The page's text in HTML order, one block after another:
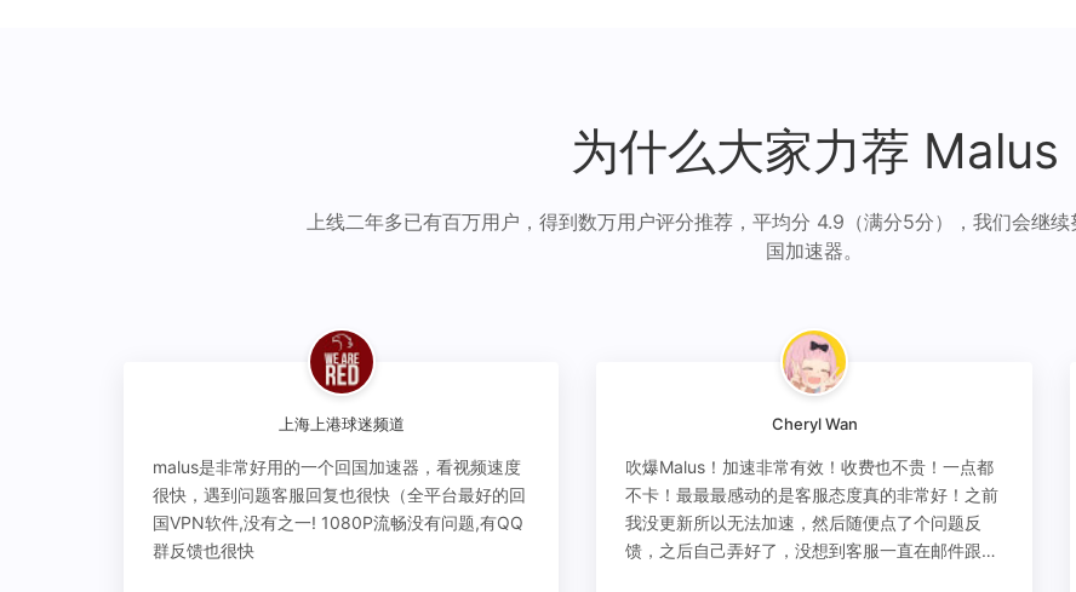
为什么大家力荐 Malus
上线二年多已有百万用户，得到数万用户评分推荐，平均分 4.9（满分5分），我们会继
国加速器。
上海上港球迷频道
malus是非常好用的一个回国加速器，看视频速度
很快，遇到问题客服回复也很快（全平台最好的回
国VPN软件,没有之一! 1080P流畅没有问题,有QQ
群反馈也很快
Cheryl Wan
吹爆Malus！加速非常有效！收费也不贵！一点都
不卡！最最最感动的是客服态度真的非常好！之前
我没更新所以无法加速，然后随便点了个问题反
馈，之后自己弄好了，没想到客服一直在邮件跟